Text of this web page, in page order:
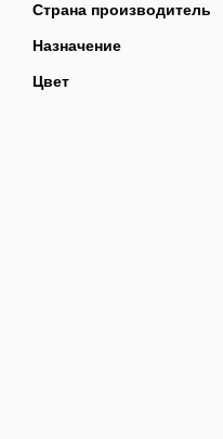
Страна производитель
Назначение
Цвет